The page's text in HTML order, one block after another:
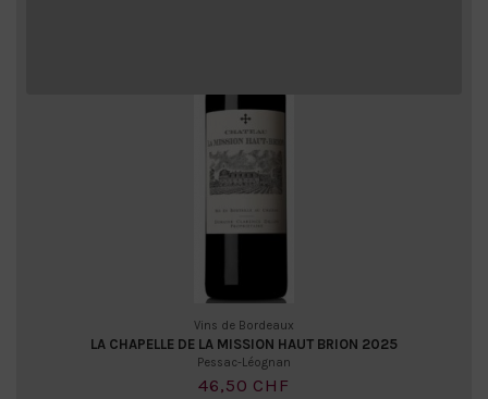
Vins de Bordeaux
LA CHAPELLE DE LA MISSION HAUT BRION 2025
Pessac-Léognan
46,50 CHF